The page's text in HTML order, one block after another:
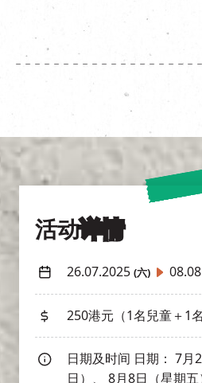
活动详情
26.07.2025 (六)
250港元（1名兒童＋1名
日期及时间 日期： 7月
日）、 8月8日（星期